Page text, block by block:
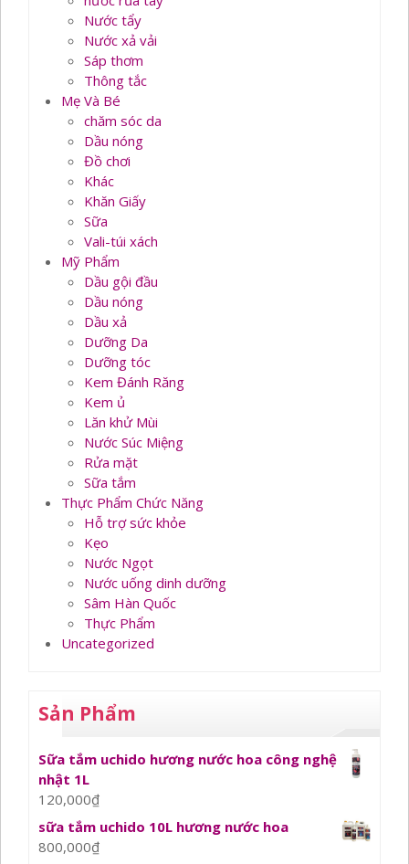
Nước tẩy
Nước xả vải
Sáp thơm
Thông tắc
Mẹ Và Bé
chăm sóc da
Dầu nóng
Đồ chơi
Khác
Khăn Giấy
Sữa
Vali-túi xách
Mỹ Phẩm
Dầu gội đầu
Dầu nóng
Dầu xả
Dưỡng Da
Dưỡng tóc
Kem Đánh Răng
Kem ủ
Lăn khử Mùi
Nước Súc Miệng
Rửa mặt
Sữa tắm
Thực Phẩm Chức Năng
Hỗ trợ sức khỏe
Kẹo
Nước Ngọt
Nước uống dinh dưỡng
Sâm Hàn Quốc
Thực Phẩm
Uncategorized
Sản Phẩm
Sữa tắm uchido hương nước hoa công nghệ
nhật 1L
120,000₫
sữa tắm uchido 10L hương nước hoa
800,000₫